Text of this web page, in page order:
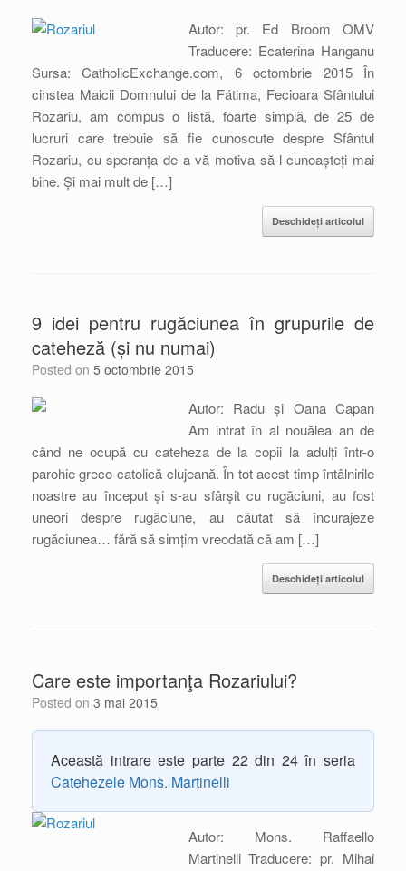
Autor: pr. Ed Broom OMV
Traducere: Ecaterina Hanganu
Sursa: CatholicExchange.com, 6 octombrie 2015 În
cinstea Maicii Domnului de la Fátima, Fecioara Sfântului
Rozariu, am compus o listă, foarte simplă, de 25 de
lucruri care trebuie să fie cunoscute despre Sfântul
Rozariu, cu speranța de a vă motiva să-l cunoașteți mai
bine. Și mai mult de […]
Deschideți articolul
9 idei pentru rugăciunea în grupurile de
cateheză (și nu numai)
Posted on 5 octombrie 2015
Autor: Radu și Oana Capan
Am intrat în al nouălea an de
când ne ocupă cu cateheza de la copii la adulți într-o
parohie greco-catolică clujeană. În tot acest timp întâlnirile
noastre au început și s-au sfârșit cu rugăciuni, au fost
uneori despre rugăciune, au căutat să încurajeze
rugăciunea… fără să simțim vreodată că am […]
Deschideți articolul
Care este importanţa Rozariului?
Posted on 3 mai 2015
Această intrare este parte 22 din 24 în seria
Catehezele Mons. Martinelli
Autor: Mons. Raffaello
Martinelli Traducere: pr. Mihai